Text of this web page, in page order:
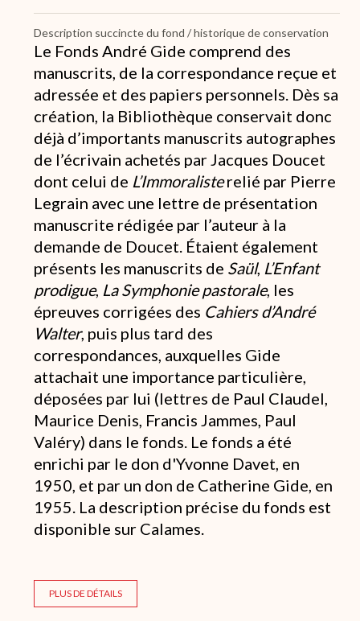
Description succincte du fond / historique de conservation
Le Fonds André Gide comprend des
manuscrits, de la correspondance reçue et
adressée et des papiers personnels. Dès sa
création, la Bibliothèque conservait donc
déjà d’importants manuscrits autographes
de l’écrivain achetés par Jacques Doucet
dont celui de L’Immoralisterelié par Pierre
Legrain avec une lettre de présentation
manuscrite rédigée par l’auteur à la
demande de Doucet. Étaient également
présents les manuscrits de Saül, L’Enfant
prodigue, La Symphonie pastorale, les
épreuves corrigées des Cahiers d’André
Walter, puis plus tard des
correspondances, auxquelles Gide
attachait une importance particulière,
déposées par lui (lettres de Paul Claudel,
Maurice Denis, Francis Jammes, Paul
Valéry) dans le fonds. Le fonds a été
enrichi par le don d'Yvonne Davet, en
1950, et par un don de Catherine Gide, en
1955. La description précise du fonds est
disponible sur Calames.
PLUS DE DÉTAILS